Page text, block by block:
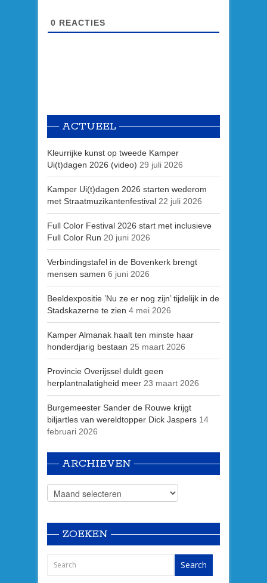
0 REACTIES
ACTUEEL
Kleurrijke kunst op tweede Kamper
Ui(t)dagen 2026 (video) 29 juli 2026
Kamper Ui(t)dagen 2026 starten wederom
met Straatmuzikantenfestival 22 juli 2026
Full Color Festival 2026 start met inclusieve
Full Color Run 20 juni 2026
Verbindingstafel in de Bovenkerk brengt
mensen samen 6 juni 2026
Beeldexpositie ’Nu ze er nog zijn’ tijdelijk in de
Stadskazerne te zien 4 mei 2026
Kamper Almanak haalt ten minste haar
honderdjarig bestaan 25 maart 2026
Provincie Overijssel duldt geen
herplantnalatigheid meer 23 maart 2026
Burgemeester Sander de Rouwe krijgt
biljartles van wereldtopper Dick Jaspers 14
februari 2026
ARCHIEVEN
ZOEKEN